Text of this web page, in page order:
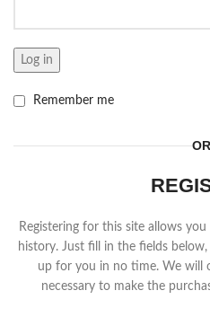
Log in
Remember me
OR
Registering for this site allows
history. Just fill in the fields
up for you in no time. We will
necessary to make the